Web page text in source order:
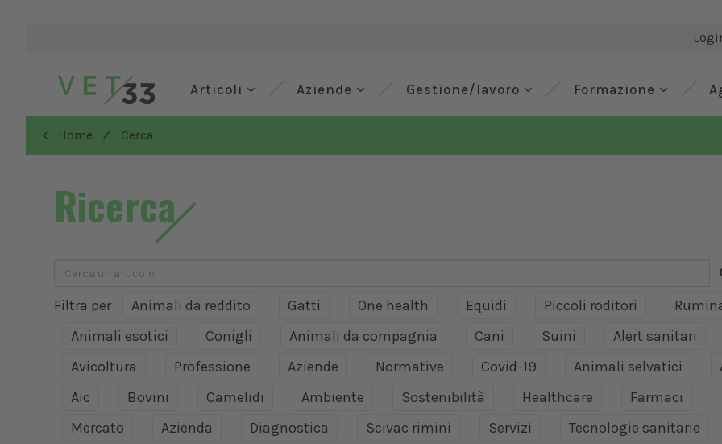
Articoli Aziende Gestione/lavoro Formazione
< Home / Cerca
Ricerca
Filtra per Animali da reddito Gatti One health Equidi Piccoli roditori
Animali esotici
Conigli Animali da compagnia Cani Suini
Alert sanitari
Avicoltura
Professione Aziende Normative Covid-19 Animali selvatici
Aic
Bovini Camelidi Ambiente Sostenibilità Healthcare
Farmaci
Mercato
Azienda Diagnostica Scivac rimini Servizi
Tecnologie sanitarie